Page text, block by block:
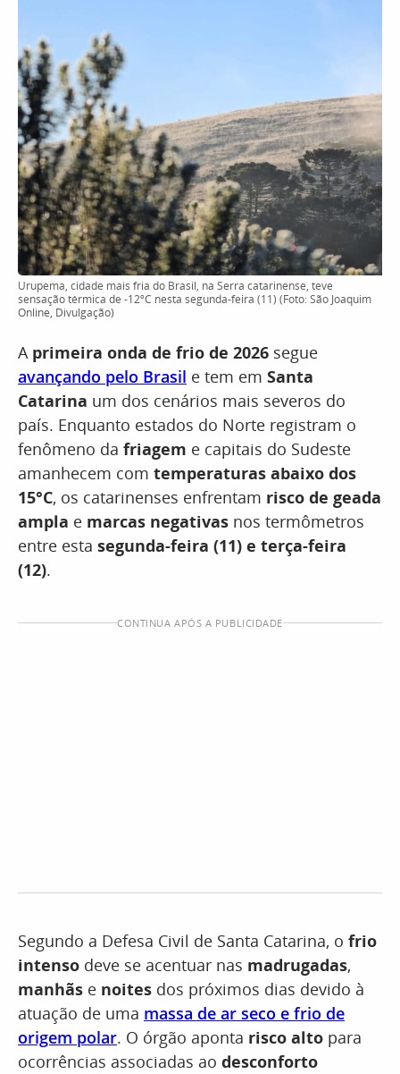
Urupema, cidade mais fria do Brasil, na Serra catarinense, teve
sensação térmica de -12ºC nesta segunda-feira (11) (Foto: São Joaquim
Online, Divulgação)
A primeira onda de frio de 2026 segue
avançando pelo Brasil e tem em Santa
Catarina um dos cenários mais severos do
país. Enquanto estados do Norte registram o
fenômeno da friagem e capitais do Sudeste
amanhecem com temperaturas abaixo dos
15°C, os catarinenses enfrentam risco de geada
ampla e marcas negativas nos termômetros
entre esta segunda-feira (11) e terça-feira
(12).
CONTINUA APÓS A PUBLICIDADE
Segundo a Defesa Civil de Santa Catarina, o frio
intenso deve se acentuar nas madrugadas,
manhãs e noites dos próximos dias devido à
atuação de uma massa de ar seco e frio de
origem polar. O órgão aponta risco alto para
ocorrências associadas ao desconforto